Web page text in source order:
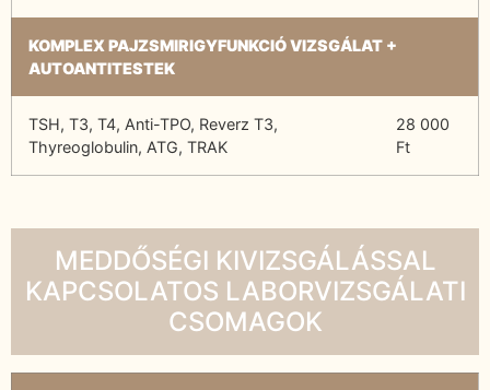
KOMPLEX PAJZSMIRIGYFUNKCIÓ VIZSGÁLAT +
AUTOANTITESTEK
TSH, T3, T4, Anti-TPO, Reverz T3,
Thyreoglobulin, ATG, TRAK
28 000
Ft
MEDDŐSÉGI KIVIZSGÁLÁSSAL
KAPCSOLATOS LABORVIZSGÁLATI
CSOMAGOK